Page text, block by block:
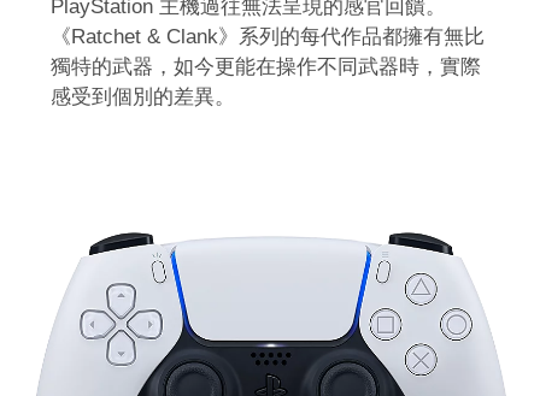
PlayStation 主機過往無法呈現的感官回饋。
《Ratchet & Clank》系列的每代作品都擁有無比
獨特的武器，如今更能在操作不同武器時，實際
感受到個別的差異。